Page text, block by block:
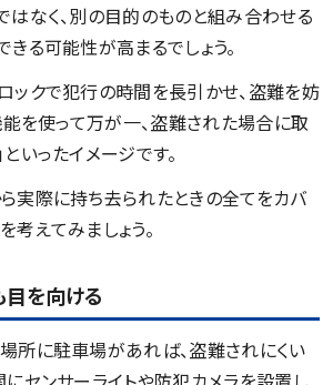
はなく、別の目的のものと組み合わせる
きる可能性が高まるでしょう。
ックで犯行の時間を長引かせ、盗難を妨
能を使って万が一、盗難された場合に取
いったイメージです。
実際に持ち去られたときの全てをカバ
考えてみましょう。
を向ける
所に駐車場があれば、盗難されにくい